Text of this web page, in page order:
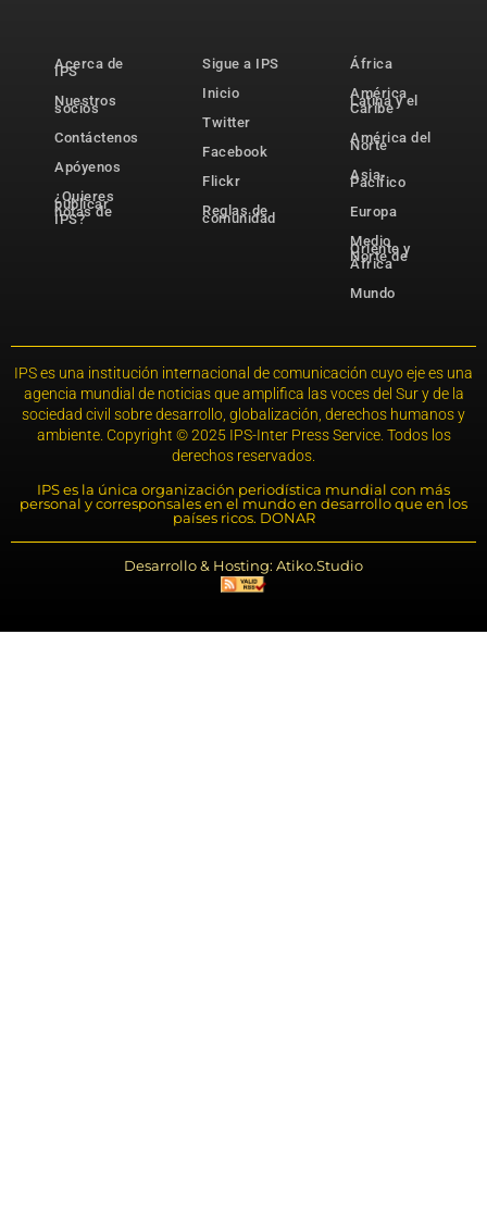
Acerca de
IPS
Nuestros
socios
Contáctenos
Apóyenos
¿Quieres
publicar
notas de
IPS?
Sigue a IPS
Inicio
Twitter
Facebook
Flickr
Reglas de
comunidad
África
América
Latina y el
Caribe
América del
Norte
Asia-
Pacífico
Europa
Medio
Oriente y
Norte de
África
Mundo
IPS es una institución internacional de comunicación cuyo eje es una
agencia mundial de noticias que amplifica las voces del Sur y de la
sociedad civil sobre desarrollo, globalización, derechos humanos y
ambiente. Copyright © 2025 IPS-Inter Press Service. Todos los
derechos reservados.
IPS es la única organización periodística mundial con más
personal y corresponsales en el mundo en desarrollo que en los
países ricos. DONAR
Desarrollo & Hosting: Atiko.Studio